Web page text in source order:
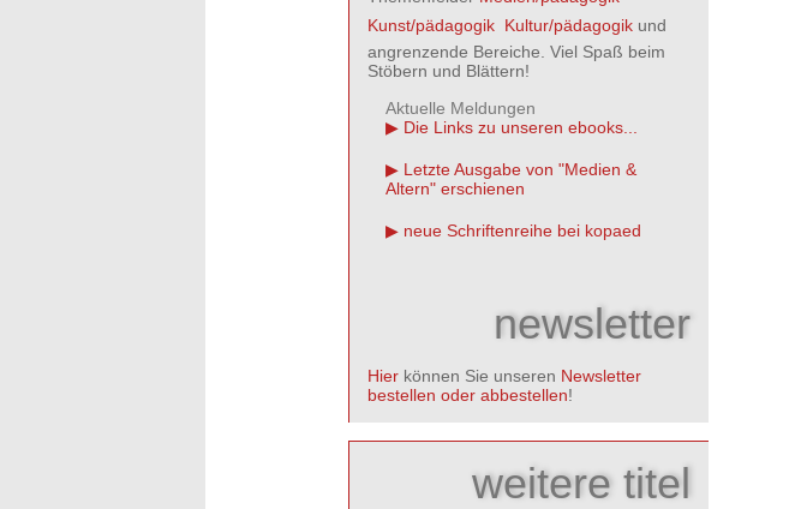
Kunst/pädagogik Kultur/pädagogik und
angrenzende Bereiche. Viel Spaß beim
Stöbern und Blättern!
Aktuelle Meldungen
Die Links zu unseren ebooks...
Letzte Ausgabe von "Medien &
Altern" erschienen
neue Schriftenreihe bei kopaed
newsletter
Hier können Sie unseren Newsletter
bestellen oder abbestellen!
weitere titel